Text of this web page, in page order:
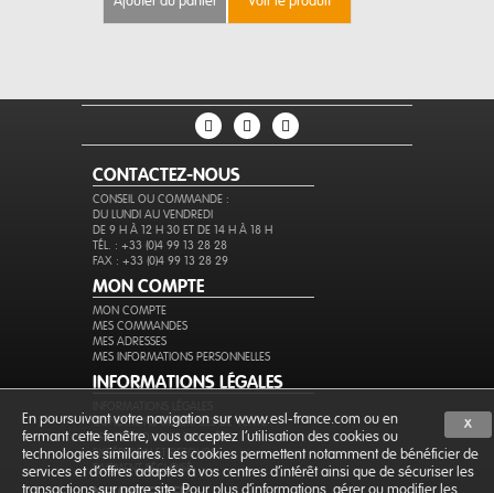
CONTACTEZ-NOUS
CONSEIL OU COMMANDE :
DU LUNDI AU VENDREDI
DE 9 H À 12 H 30 ET DE 14 H À 18 H
TÉL. : +33 (0)4 99 13 28 28
FAX : +33 (0)4 99 13 28 29
MON COMPTE
MON COMPTE
MES COMMANDES
MES ADRESSES
MES INFORMATIONS PERSONNELLES
INFORMATIONS LÉGALES
CONDITIONS GÉNÉRALES DE VENTE
PROTECTION DES DONNÉES
EXPÉDITION ET RETOURS
PAIEMENT SÉCURISÉ
X
En poursuivant votre navigation sur www.esl-france.com ou en
fermant cette fenêtre, vous acceptez l’utilisation des cookies ou
technologies similaires. Les cookies permettent notamment de bénéficier de
services et d'offres adaptés à vos centres d'intérêt ainsi que de sécuriser les